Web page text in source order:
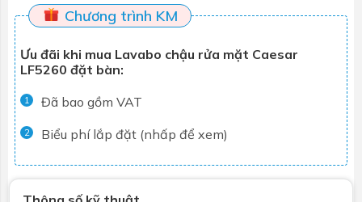
Chương trình KM
Ưu đãi khi mua Lavabo chậu rửa mặt Caesar
LF5260 đặt bàn:
1 Đã bao gồm VAT
2 Biểu phí lắp đặt (nhấp để xem)